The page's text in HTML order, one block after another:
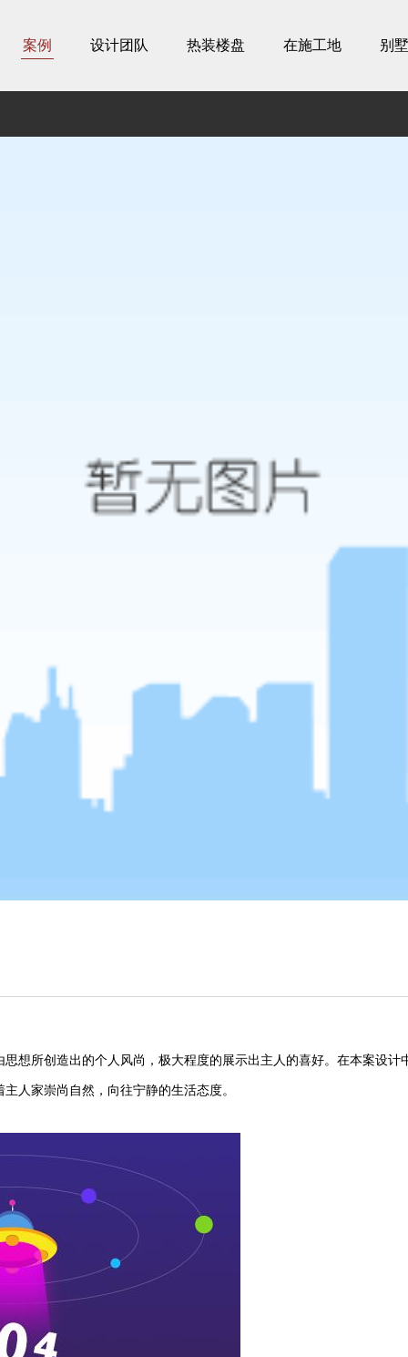
案例 设计团队 热装楼盘 在施工地 别
想所创造出的个人风尚，极大程度的展示出主人的喜好。在本案设计
人家崇尚自然，向往宁静的生活态度。